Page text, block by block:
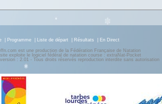
Programme Liste de départ Résultats En Direct
est une production de la Fédération Française de Natation
exploite le logiciel fédéral de natation course : extraNat-Pocket
: 2.01 - Tous droits réservés reproduction interdite sans autorisation